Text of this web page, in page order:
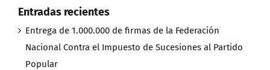
Entradas recientes
Entrega de 1.000.000 de firmas de la Federación
Nacional Contra el Impuesto de Sucesiones al Partido
Popular